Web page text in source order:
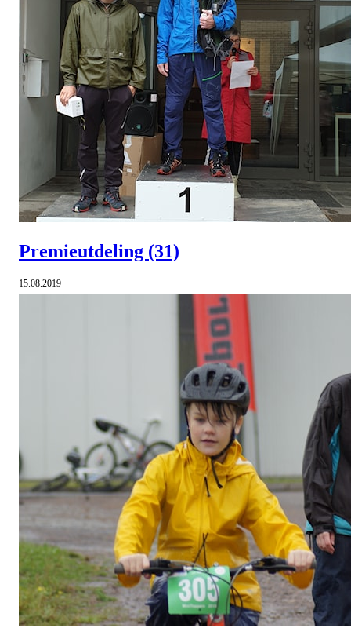
Premieutdeling (31)
15.08.2019